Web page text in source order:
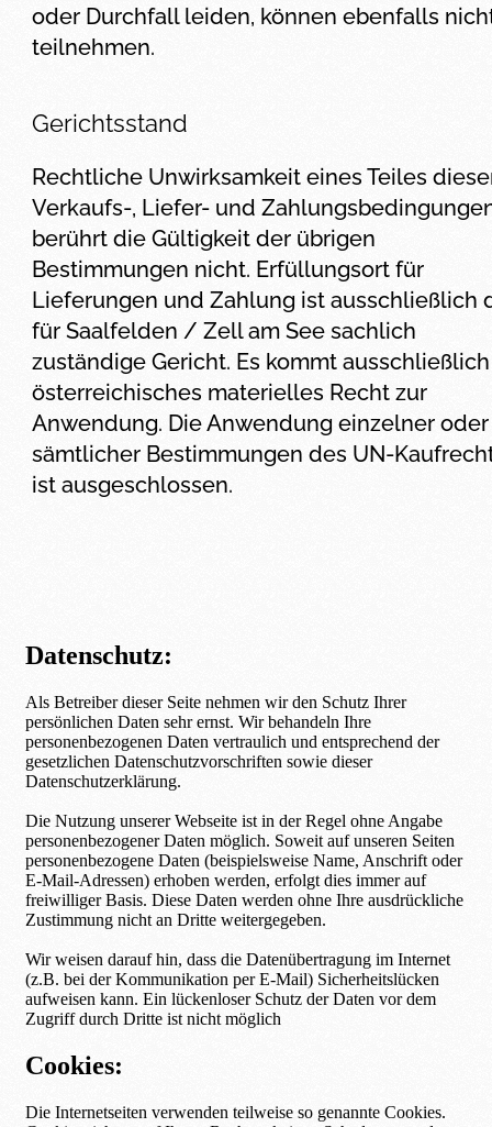
oder Durchfall leiden, können ebenfalls
teilnehmen.
Gerichtsstand
Rechtliche Unwirksamkeit eines Teiles
Verkaufs-, Liefer- und
berührt die Gültigkeit der übrigen
Bestimmungen nicht. Erfüllungsort für
Lieferungen und Zahlung ist ausschließlich
für Saalfelden / Zell am See sachlich
zuständige Gericht. Es kommt ausschließlich
österreichisches materielles Recht zur
Anwendung. Die Anwendung einzelner oder
sämtlicher Bestimmungen des UN-
ist ausgeschlossen.